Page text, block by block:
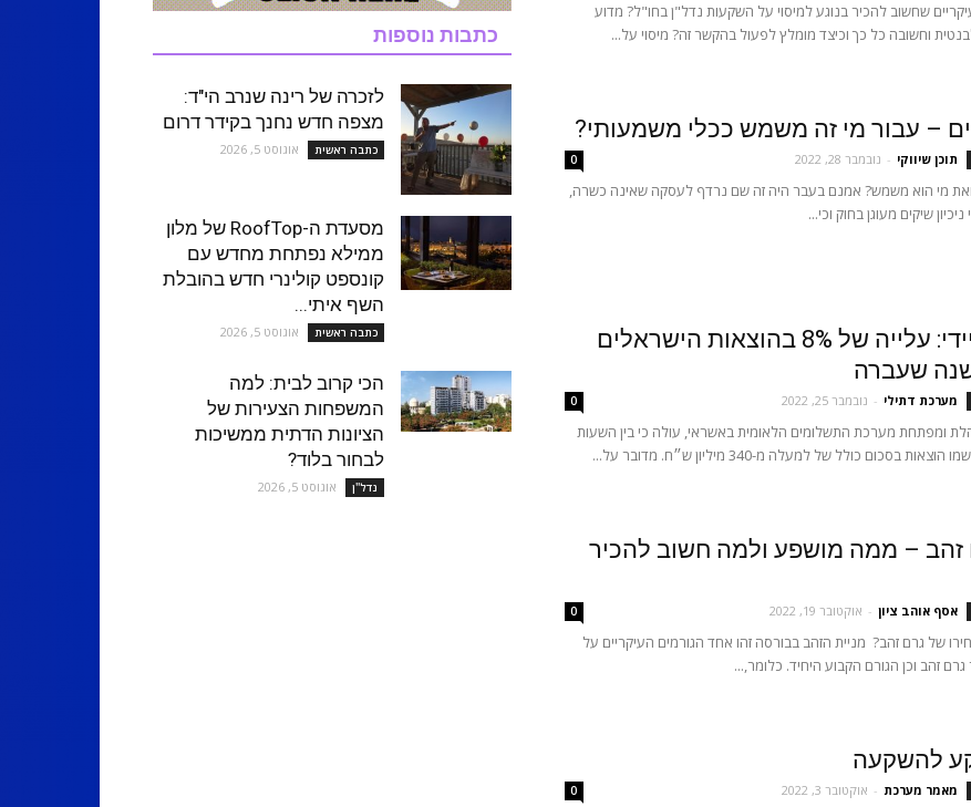
שחשוב להכיר בנוגע למיסוי על השקעות נדל"ן בחו"ל? מדוע
וחשובה כל כך וכיצד מומלץ לפעול בהקשר זה? מיסוי על...
– עבור מי זה משמש ככלי משמעותי?
תוכן שיווקי - נובמבר 28, 2022 0
ואת מי הוא משמש? אמנם בעבר היה זה שם נרדף לעסקה שאינה כשרה,
שיקים מעוגן בחוק וכי...
בלאק פריידי: עלייה של 8% בהוצאות הישראלים
שעברה
מערכת דתילי - נובמבר 25, 2022 0
ומפתחת מערכת התשלומים הלאומית באשראי, עולה כי בין השעות
זהב – ממה מושפע ולמה חשוב להכיר
אסף אוהב ציון - אוקטובר 19, 2022 0
של גרם זהב? מניית הזהב בבורסה זהו אחד הגורמים העיקריים על
זהב וכן הגורם הקבוע היחיד. כלומר,...
להשקעה
מאמר מערכת - אוקטובר 3, 2022 0
כתבות נוספות
לזכרה של רינה שנרב הי"ד:
מצפה חדש נחנך בקידר דרום
כתבה ראשית אוגוסט 5, 2026
מסעדת ה-RoofTop של מלון
ממילא נפתחת מחדש עם
קונספט קולינרי חדש בהובלת
השף איתי...
כתבה ראשית אוגוסט 5, 2026
הכי קרוב לבית: למה
המשפחות הצעירות של
הציונות הדתית ממשיכות
לבחור בלוד?
נדל''ן אוגוסט 5, 2026